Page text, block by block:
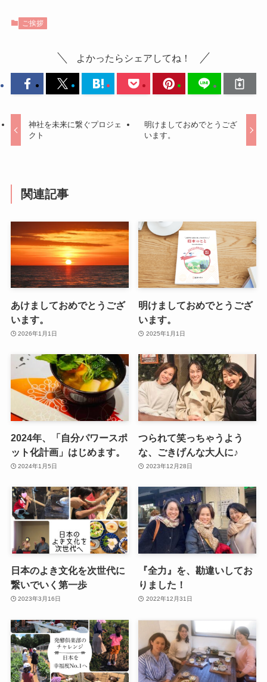
ご挨拶
よかったらシェアしてね！
神社を未来に繋ぐプロジェ
クト
明けましておめでとうござ
います。
関連記事
あけましておめでとうござ
います。
2026年1月1日
明けましておめでとうござ
います。
2025年1月1日
2024年、「自分パワースポ
ット化計画」はじめます。
2024年1月5日
つられて笑っちゃうよう
な、ごきげんな大人に♪
2023年12月28日
日本のよき文化を次世代に
繋いでいく第一歩
2023年3月16日
『全力』を、勘違いしてお
りました！
2022年12月31日